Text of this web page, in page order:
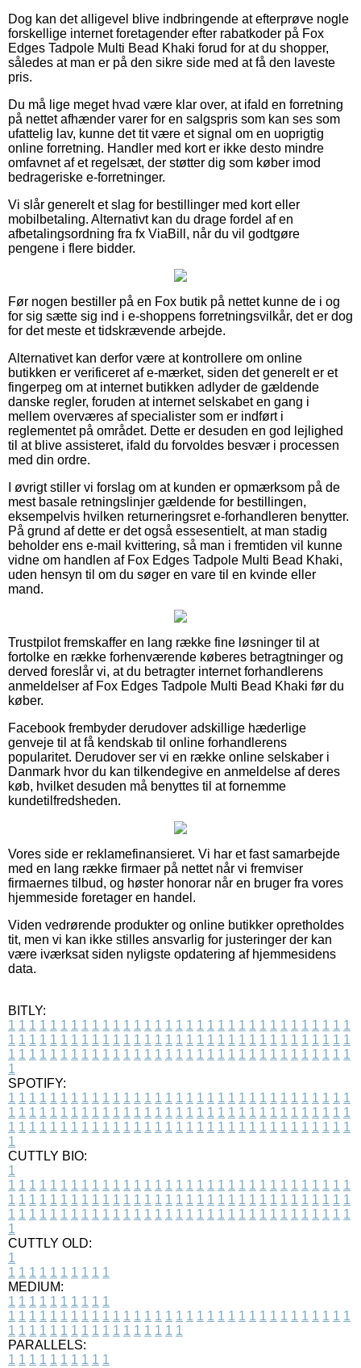
Dog kan det alligevel blive indbringende at efterprøve nogle
forskellige internet foretagender efter rabatkoder på Fox
Edges Tadpole Multi Bead Khaki forud for at du shopper,
således at man er på den sikre side med at få den laveste
pris.
Du må lige meget hvad være klar over, at ifald en forretning
på nettet afhænder varer for en salgspris som kan ses som
ufattelig lav, kunne det tit være et signal om en uoprigtig
online forretning. Handler med kort er ikke desto mindre
omfavnet af et regelsæt, der støtter dig som køber imod
bedrageriske e-forretninger.
Vi slår generelt et slag for bestillinger med kort eller
mobilbetaling. Alternativt kan du drage fordel af en
afbetalingsordning fra fx ViaBill, når du vil godtgøre
pengene i flere bidder.
Før nogen bestiller på en Fox butik på nettet kunne de i og
for sig sætte sig ind i e-shoppens forretningsvilkår, det er dog
for det meste et tidskrævende arbejde.
Alternativet kan derfor være at kontrollere om online
butikken er verificeret af e-mærket, siden det generelt er et
fingerpeg om at internet butikken adlyder de gældende
danske regler, foruden at internet selskabet en gang i
mellem overværes af specialister som er indført i
reglementet på området. Dette er desuden en god lejlighed
til at blive assisteret, ifald du forvoldes besvær i processen
med din ordre.
I øvrigt stiller vi forslag om at kunden er opmærksom på de
mest basale retningslinjer gældende for bestillingen,
eksempelvis hvilken returneringsret e-forhandleren benytter.
På grund af dette er det også essesentielt, at man stadig
beholder ens e-mail kvittering, så man i fremtiden vil kunne
vidne om handlen af Fox Edges Tadpole Multi Bead Khaki,
uden hensyn til om du søger en vare til en kvinde eller
mand.
Trustpilot fremskaffer en lang række fine løsninger til at
fortolke en række forhenværende køberes betragtninger og
derved foreslår vi, at du betragter internet forhandlerens
anmeldelser af Fox Edges Tadpole Multi Bead Khaki før du
køber.
Facebook frembyder derudover adskillige hæderlige
genveje til at få kendskab til online forhandlerens
popularitet. Derudover ser vi en række online selskaber i
Danmark hvor du kan tilkendegive en anmeldelse af deres
køb, hvilket desuden må benyttes til at fornemme
kundetilfredsheden.
Vores side er reklamefinansieret. Vi har et fast samarbejde
med en lang række firmaer på nettet når vi fremviser
firmaernes tilbud, og høster honorar når en bruger fra vores
hjemmeside foretager en handel.
Viden vedrørende produkter og online butikker opretholdes
tit, men vi kan ikke stilles ansvarlig for justeringer der kan
være iværksat siden nyligste opdatering af hjemmesidens
data.
BITLY:
1 1 1 1 1 1 1 1 1 1 1 1 1 1 1 1 1 1 1 1 1 1 1 1 1 1 1 1 1 1 1 1 1
1 1 1 1 1 1 1 1 1 1 1 1 1 1 1 1 1 1 1 1 1 1 1 1 1 1 1 1 1 1 1 1 1
1 1 1 1 1 1 1 1 1 1 1 1 1 1 1 1 1 1 1 1 1 1 1 1 1 1 1 1 1 1 1 1 1
1
SPOTIFY:
1 1 1 1 1 1 1 1 1 1 1 1 1 1 1 1 1 1 1 1 1 1 1 1 1 1 1 1 1 1 1 1 1
1 1 1 1 1 1 1 1 1 1 1 1 1 1 1 1 1 1 1 1 1 1 1 1 1 1 1 1 1 1 1 1 1
1 1 1 1 1 1 1 1 1 1 1 1 1 1 1 1 1 1 1 1 1 1 1 1 1 1 1 1 1 1 1 1 1
1
CUTTLY BIO:
1
1 1 1 1 1 1 1 1 1 1 1 1 1 1 1 1 1 1 1 1 1 1 1 1 1 1 1 1 1 1 1 1 1
1 1 1 1 1 1 1 1 1 1 1 1 1 1 1 1 1 1 1 1 1 1 1 1 1 1 1 1 1 1 1 1 1
1 1 1 1 1 1 1 1 1 1 1 1 1 1 1 1 1 1 1 1 1 1 1 1 1 1 1 1 1 1 1 1 1
1
CUTTLY OLD:
1
1 1 1 1 1 1 1 1 1 1
MEDIUM:
1 1 1 1 1 1 1 1 1 1
1 1 1 1 1 1 1 1 1 1 1 1 1 1 1 1 1 1 1 1 1 1 1 1 1 1 1 1 1 1 1 1 1
1 1 1 1 1 1 1 1 1 1 1 1 1 1 1 1 1
PARALLELS:
1 1 1 1 1 1 1 1 1 1